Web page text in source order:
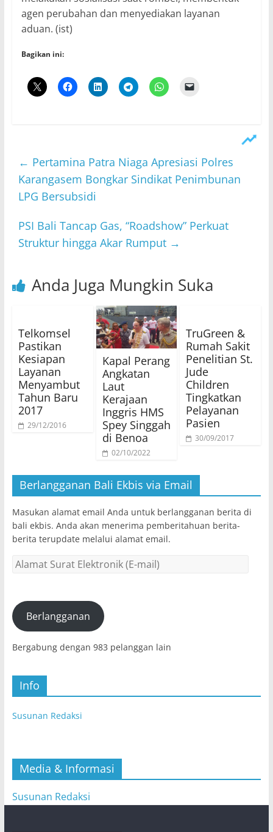
agen perubahan dan menyediakan layanan
aduan. (ist)
Bagikan ini:
← Pertamina Patra Niaga Apresiasi Polres
Karangasem Bongkar Sindikat Penimbunan
LPG Bersubsidi
PSI Bali Tancap Gas, “Roadshow” Perkuat
Struktur hingga Akar Rumput →
Anda Juga Mungkin Suka
Telkomsel
Pastikan
Kesiapan
Layanan
Menyambut
Tahun Baru
2017
29/12/2016
Kapal Perang
Angkatan
Laut
Kerajaan
Inggris HMS
Spey Singgah
di Benoa
02/10/2022
TruGreen &
Rumah Sakit
Penelitian St.
Jude
Children
Tingkatkan
Pelayanan
Pasien
30/09/2017
Berlangganan Bali Ekbis via Email
Masukan alamat email Anda untuk berlangganan berita di
bali ekbis. Anda akan menerima pemberitahuan berita-
berita terupdate melalui alamat email.
Alamat
(E-
mail)Berlangganan
Bergabung dengan 983 pelanggan lain
Info
Susunan Redaksi
Media & Informasi
Susunan Redaksi